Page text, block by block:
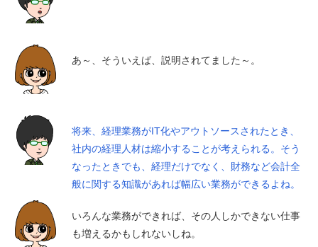
あ～、そういえば、説明されてました～。
将来、経理業務がIT化やアウトソースされたとき、
社内の経理人材は縮小することが考えられる。そう
なったときでも、経理だけでなく、財務など会計全
般に関する知識があれば幅広い業務ができるよね。
いろんな業務ができれば、その人しかできない仕事
も増えるかもしれないしね。